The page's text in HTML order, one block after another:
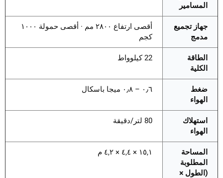
المسامير
جهاز تجميع
مدمج
أقصى ارتفاع ٢٨٠٠ مم · أقصى حمولة ١٠٠٠
الطاقة
الكلية
ضغط
الهواء
استهلاك
الهواء
المساحة
المطلوبة
(الطول ×